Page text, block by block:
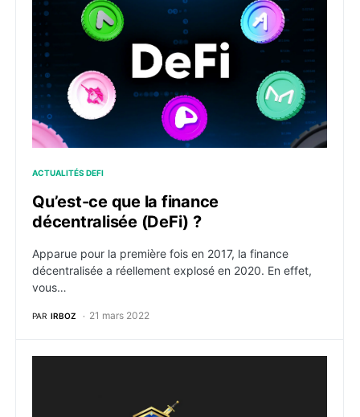
ACTUALITÉS DEFI
Qu’est-ce que la finance
décentralisée (DeFi) ?
Apparue pour la première fois en 2017, la finance
décentralisée a réellement explosé en 2020. En effet,
vous…
PAR IRBOZ 21 mars 2022